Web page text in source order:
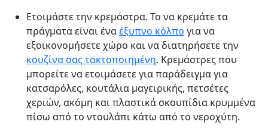
Ετοιμάστε την κρεμάστρα. Το να κρεμάτε τα
πράγματα είναι έναέξυπνο κόλπο για να
εξοικονομήσετε χώρο και να διατηρήσετε την
κουζίνα σας τακτοποιημένη. Κρεμάστρες που
μπορείτε να ετοιμάσετε για παράδειγμα για
κατσαρόλες, κουτάλια μαγειρικής, πετσέτες
χεριών, ακόμη και πλαστικά σκουπίδια κρυμμένα
πίσω από το ντουλάπι κάτω από το νεροχύτη.